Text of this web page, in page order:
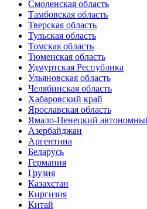
Смоленская область
Тамбовская область
Тверская область
Тульская область
Томская область
Тюменская область
Удмуртская Республика
Ульяновская область
Челябинская область
Хабаровский край
Ярославская область
Ямало-Ненецкий
Азербайджан
Аргентина
Беларусь
Германия
Грузия
Казахстан
Киргизия
Китай